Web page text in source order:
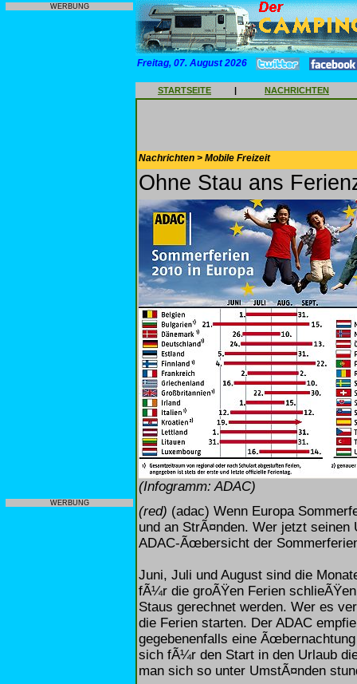
WERBUNG
WERBUNG
Freitag, 07. August 2026
STARTSEITE | NACHRICHTEN
Nachrichten > Mobile Freizeit
Ohne Stau ans
(Infogramm: ADAC)
(red) (adac) Wenn Europa
und an StrÃ¤nden. Wer jetzt
ADAC-Ãœbersicht der
Juni, Juli und August sind die
fÃ¼r die groÃŸen Ferien
Staus gerechnet werden. Wer es
die Ferien starten. Der ADAC
gegebenenfalls eine
sich fÃ¼r den Start in den Urlaub
man sich so unter UmstÃ¤nden